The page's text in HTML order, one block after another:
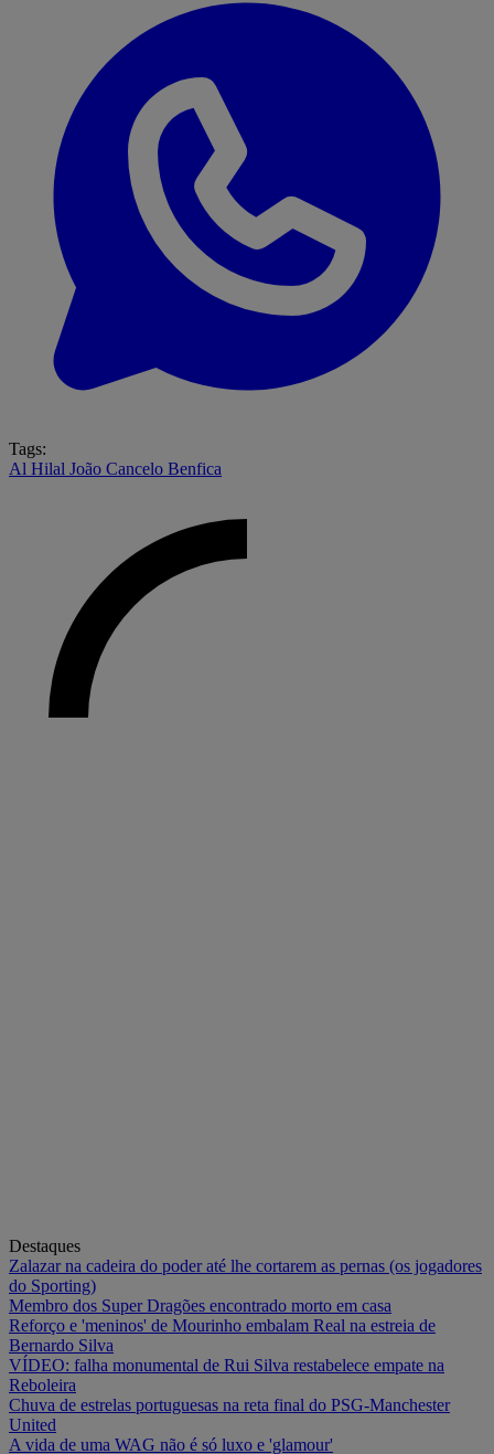
Tags:
Al Hilal João Cancelo Benfica
Destaques
Zalazar na cadeira do poder até lhe cortarem as pernas (os jogadores
do Sporting)
Membro dos Super Dragões encontrado morto em casa
Reforço e 'meninos' de Mourinho embalam Real na estreia de
Bernardo Silva
VÍDEO: falha monumental de Rui Silva restabelece empate na
Reboleira
Chuva de estrelas portuguesas na reta final do PSG-Manchester
United
A vida de uma WAG não é só luxo e 'glamour'